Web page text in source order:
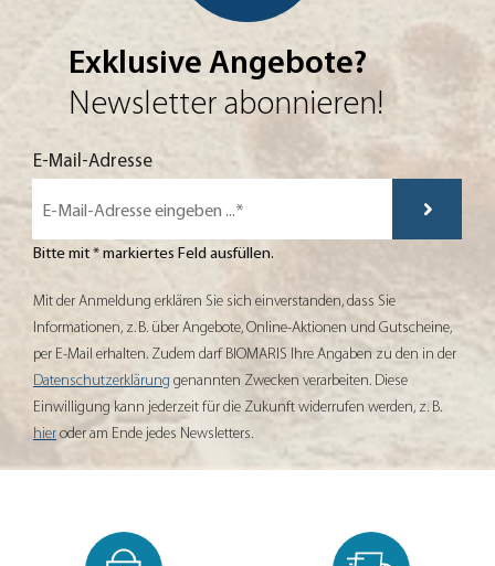
Exklusive Angebote?
Newsletter abonnieren!
Mit der Anmeldung erklären Sie sich einverstanden, dass Sie
E-Mail-Adresse
Bitte mit * markiertes Feld ausfüllen.
Mit der Anmeldung erklären Sie sich einverstanden, dass Sie
Informationen, z. B. über Angebote, Online-Aktionen und Gutscheine,
per E-Mail erhalten. Zudem darf BIOMARIS Ihre Angaben zu den in der
Datenschutzerklärung genannten Zwecken verarbeiten. Diese
Einwilligung kann jederzeit für die Zukunft widerrufen werden, z. B.
hier oder am Ende jedes Newsletters.